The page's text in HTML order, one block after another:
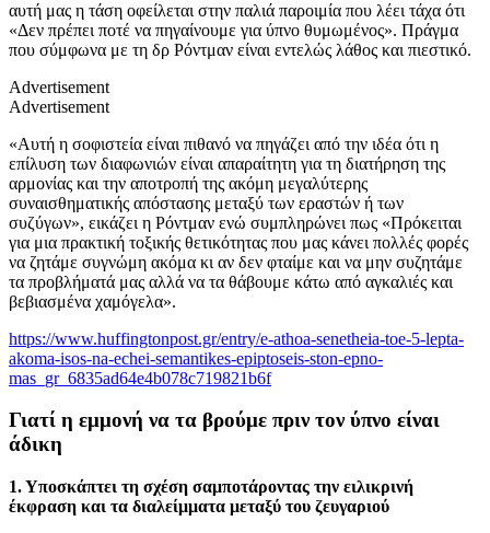
αυτή μας η τάση οφείλεται στην παλιά παροιμία που λέει τάχα ότι
«Δεν πρέπει ποτέ να πηγαίνουμε για ύπνο θυμωμένος». Πράγμα
που σύμφωνα με τη δρ Ρόντμαν είναι εντελώς λάθος και πιεστικό.
Advertisement
Advertisement
«Αυτή η σοφιστεία είναι πιθανό να πηγάζει από την ιδέα ότι η
επίλυση των διαφωνιών είναι απαραίτητη για τη διατήρηση της
αρμονίας και την αποτροπή της ακόμη μεγαλύτερης
συναισθηματικής απόστασης μεταξύ των εραστών ή των
συζύγων», εικάζει η Ρόντμαν ενώ συμπληρώνει πως «Πρόκειται
για μια πρακτική τοξικής θετικότητας που μας κάνει πολλές φορές
να ζητάμε συγνώμη ακόμα κι αν δεν φταίμε και να μην συζητάμε
τα προβλήματά μας αλλά να τα θάβουμε κάτω από αγκαλιές και
βεβιασμένα χαμόγελα».
https://www.huffingtonpost.gr/entry/e-athoa-senetheia-toe-5-lepta-
akoma-isos-na-echei-semantikes-epiptoseis-ston-epno-
mas_gr_6835ad64e4b078c719821b6f
Γιατί η εμμονή να τα βρούμε πριν τον ύπνο είναι
άδικη
1. Υποσκάπτει τη σχέση σαμποτάροντας την ειλικρινή
έκφραση και τα διαλείμματα μεταξύ του ζευγαριού